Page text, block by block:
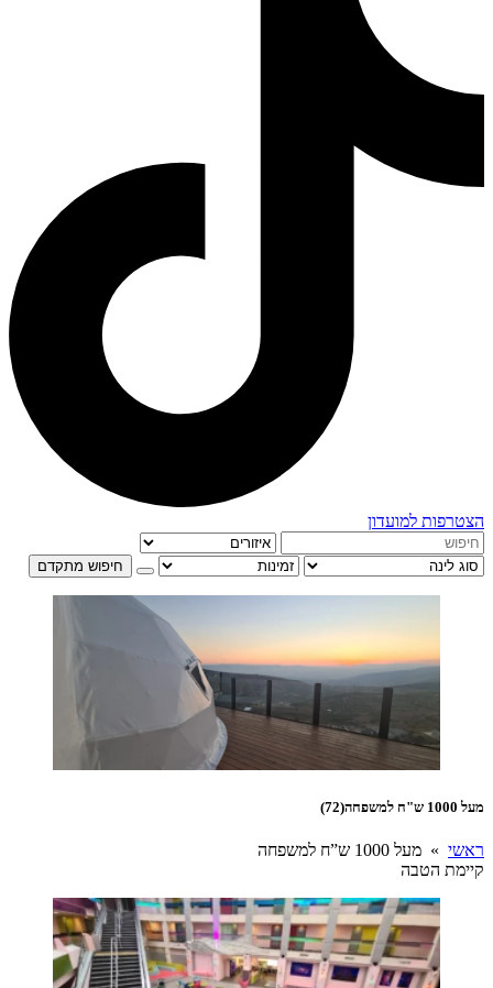
הצטרפות למועדון
חיפוש מתקדם
מעל 1000 ש"ח למשפחה (72)
ראשי » מעל 1000 ש”ח למשפחה
קיימת הטבה